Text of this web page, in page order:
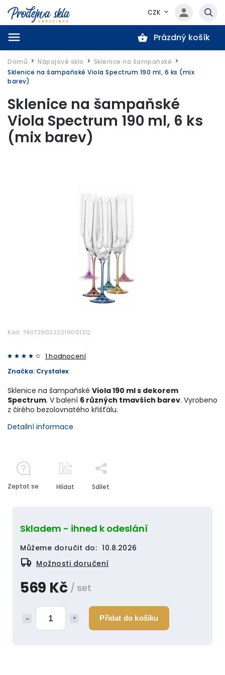
CZK
Prázdný košík
Domů / Nápojové sklo / Sklenice na šampaňské /
Sklenice na šampaňské Viola Spectrum 190 ml, 6 ks (mix
barev)
Sklenice na šampaňské
Viola Spectrum 190 ml, 6 ks
(mix barev)
Kód: 740729D2222190012Q
1 hodnocení
Značka: Crystalex
569 Kč / set
Přidat do košíku
Skladem - ihned k odeslání
Můžeme doručit do: 10.8.2026
Možnosti doručení
Sklenice na šampaňské Viola 190 ml s dekorem
Spectrum. V balení 6 různých tmavších barev. Vyrobeno
z čirého bezolovnatého křišťálu.
Detailní informace
Zeptat se Hlídat Sdílet